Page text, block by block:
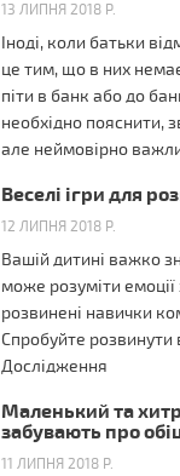
13 ЛИПНЯ 2018 Р.
Іноді, коли батьки
це тим, що в них
піти в банк або до
необхідно пояснити,
але неймовірно
Веселі ігри для
12 ЛИПНЯ 2018 Р.
Вашій дитині важко
може розуміти
розвинені навички
Спробуйте розвинути
Дослідження
Маленький та
забувають про
11 ЛИПНЯ 2018 Р.